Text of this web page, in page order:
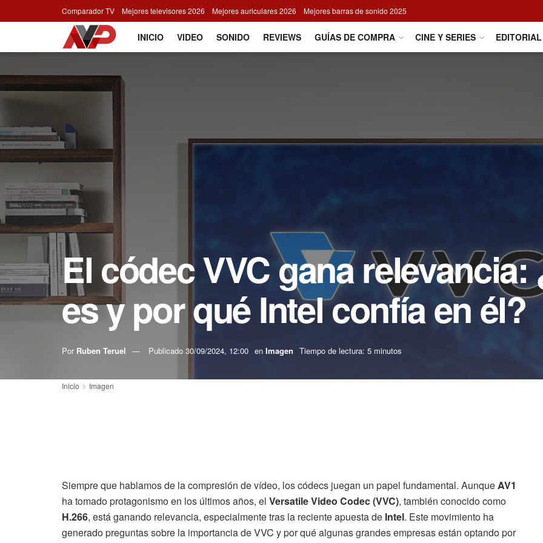
Comparador TV Mejores televisores 2026 Mejores auriculares 2026 Mejores barras de sonido 2025
INICIO VIDEO SONIDO REVIEWS GUÍAS DE COMPRA CINE Y SERIES EDITORIAL
El códec VVC gana relevancia:
es y por qué Intel confía en él?
Por Ruben Teruel Publicado 30/09/2024, 12:00 en Imagen Tiempo de lectura: 5 minutos
Inicio Imagen
Siempre que hablamos de la compresión de vídeo, los códecs juegan un papel fundamental. AunqueAV1
ha tomado protagonismo en los últimos años, el Versatile Video Codec (VVC), también conocido como
H.266, está ganando relevancia, especialmente tras la reciente apuesta de Intel. Este movimiento ha
generado preguntas sobre la importancia de VVC y por qué algunas grandes empresas están optando por